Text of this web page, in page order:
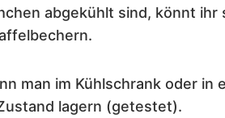
abgekühlt sind, könnt
man im Kühlschrank oder
lagern (getestet).